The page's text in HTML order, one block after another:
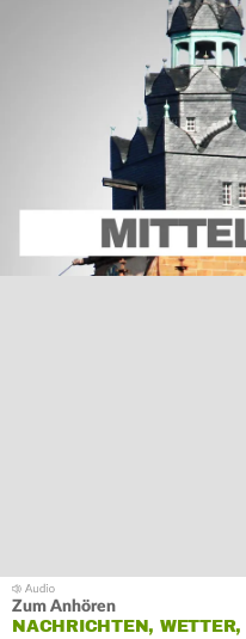
Zum Anhören
NACHRICHTEN,